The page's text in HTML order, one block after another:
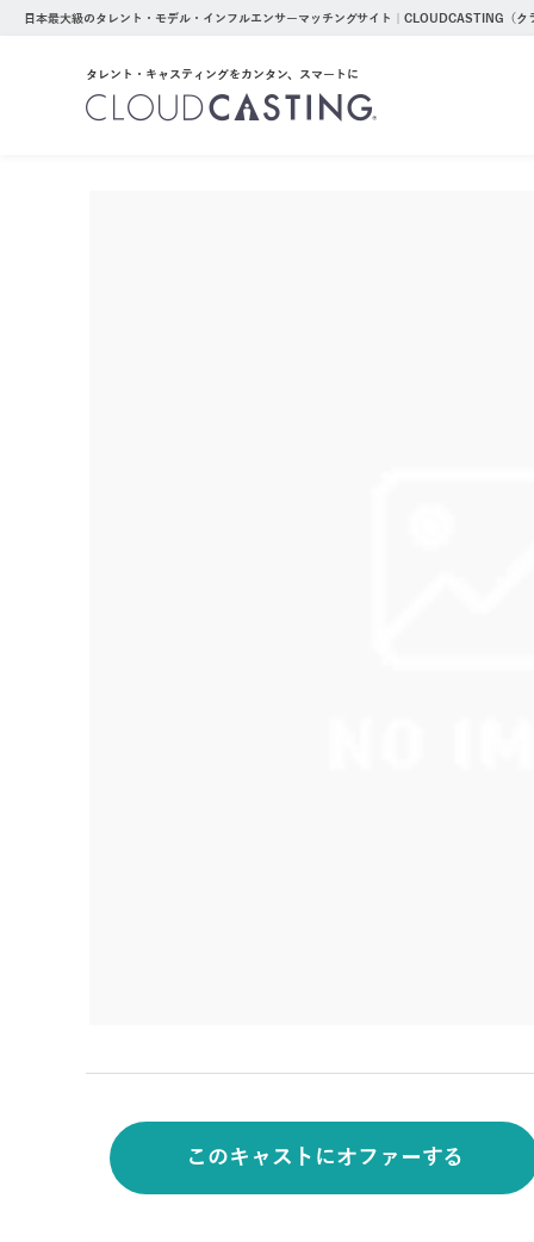
日本最大級のタレント・モデル・インフルエンサーマッチングサイト｜CLOUDCASTING（ク
タレント・キャスティングをカンタン、スマートに
このキャストにオファーする